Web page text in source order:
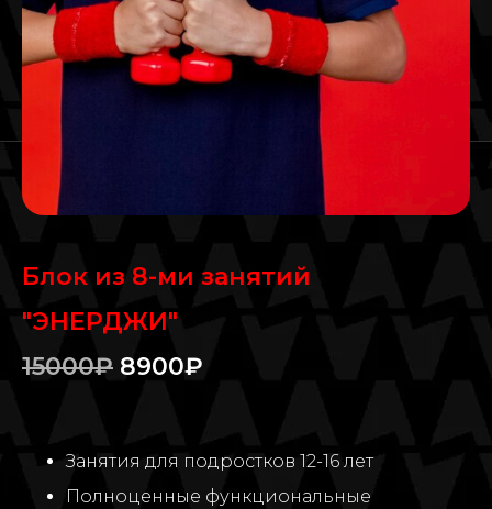
Блок из 8-ми занятий
"ЭНЕРДЖИ"
15000₽ 8900₽
Занятия для подростков 12-16 лет
Полноценные функциональные